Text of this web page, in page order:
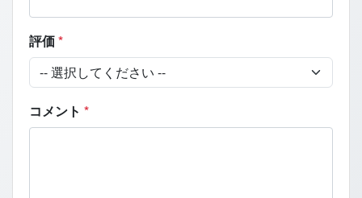
評価*
コメント *